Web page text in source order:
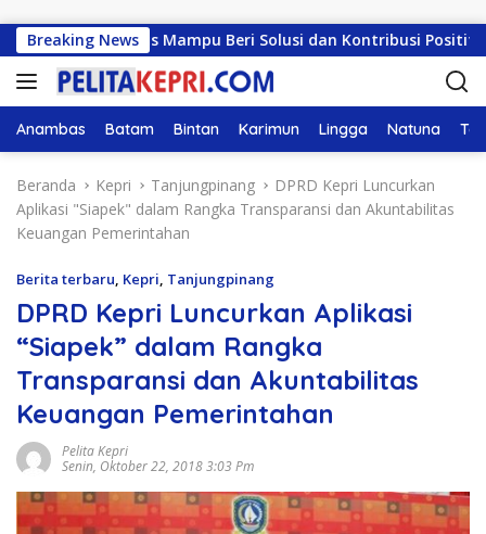
Breaking News
Harus Mampu Beri Solusi dan Kontribusi Positif bagi
Anambas Batam Bintan Karimun Lingga Natuna
Beranda Kepri Tanjungpinang
DPRD Kepri Luncurkan
Aplikasi "Siapek" dalam Rangka Transparansi dan Akuntabilitas
Keuangan Pemerintahan
Berita terbaru, Kepri, Tanjungpinang
DPRD Kepri Luncurkan Aplikasi
“Siapek” dalam Rangka
Transparansi dan Akuntabilitas
Keuangan Pemerintahan
Pelita Kepri
Senin, Oktober 22, 2018 3:03 Pm